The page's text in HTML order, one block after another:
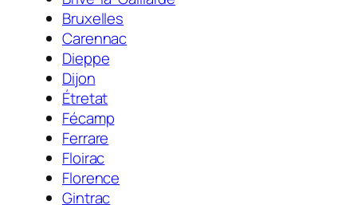
Bruxelles
Carennac
Dieppe
Dijon
Étretat
Fécamp
Ferrare
Floirac
Florence
Gintrac